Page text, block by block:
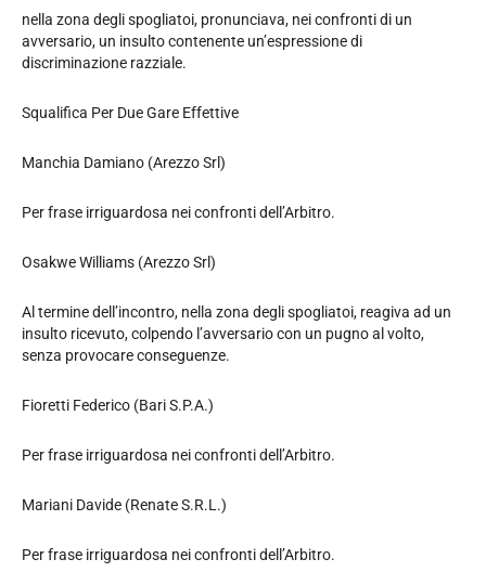
nella zona degli spogliatoi, pronunciava, nei confronti di un
avversario, un insulto contenente un’espressione di
discriminazione razziale.
Squalifica Per Due Gare Effettive
Manchia Damiano (Arezzo Srl)
Per frase irriguardosa nei confronti dell’Arbitro.
Osakwe Williams (Arezzo Srl)
Al termine dell’incontro, nella zona degli spogliatoi, reagiva ad un
insulto ricevuto, colpendo l’avversario con un pugno al volto,
senza provocare conseguenze.
Fioretti Federico (Bari S.P.A.)
Per frase irriguardosa nei confronti dell’Arbitro.
Mariani Davide (Renate S.R.L.)
Per frase irriguardosa nei confronti dell’Arbitro.